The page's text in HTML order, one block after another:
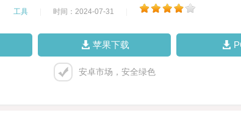
工具 时间：2024-07-31
苹果下载
安卓市场，安全绿色